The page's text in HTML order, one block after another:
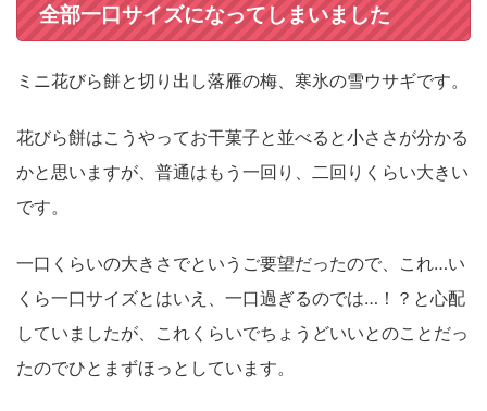
全部一口サイズになってしまいました
ミニ花びら餅と切り出し落雁の梅、寒氷の雪ウサギです。
花びら餅はこうやってお干菓子と 並べると小ささが分かる
かと思いますが、普通はもう一回り、二回りくらい大きい
です。
一口くらいの大きさでというご要望だったので、これ…い
くら一口サイズとはいえ、一口過ぎるのでは…！？と心配
していましたが、これくらいでちょうどいいとのことだっ
たのでひとまずほっとしています。